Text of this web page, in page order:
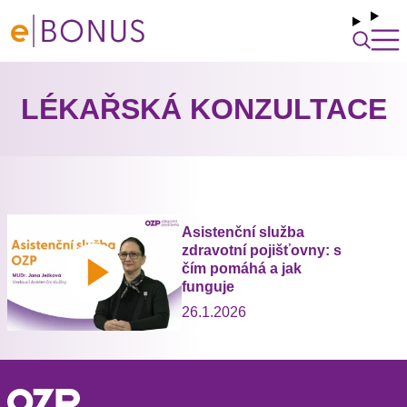
LÉKAŘSKÁ KONZULTACE
Asistenční služba
zdravotní pojišťovny: s
čím pomáhá a jak
funguje
26.1.2026